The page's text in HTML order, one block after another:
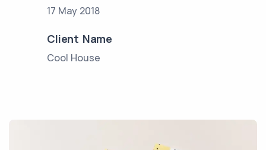
17 May 2018
Client Name
Cool House